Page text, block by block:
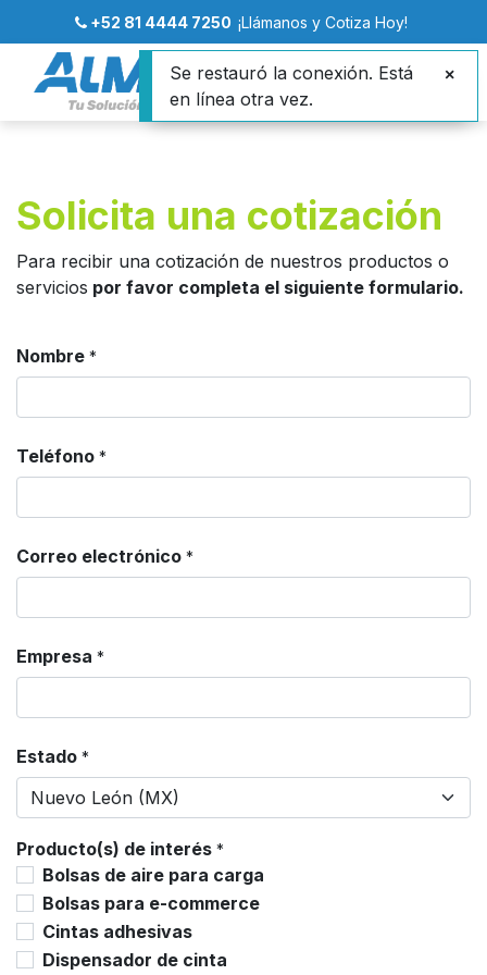
+52 81 4444 7250 ¡Llámanos y Cotiza Hoy!
Solicita una cotización
Para recibir una cotización de nuestros productos o
servicios por favor completa el siguiente formulario.
Nombre *
Teléfono *
Correo electrónico *
Empresa *
Estado *
Producto(s) de interés *
Bolsas de aire para carga
Bolsas para e-commerce
Cintas adhesivas
Dispensador de cinta
Se restauró la conexión. Está
en línea otra vez.